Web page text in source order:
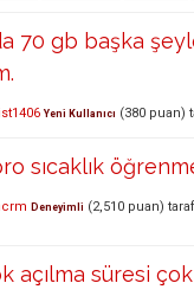
70 gb başka
Yeni Kullanıcı (380 puan)
sıcaklık
Deneyimli (2,510 puan)
açılma süresi